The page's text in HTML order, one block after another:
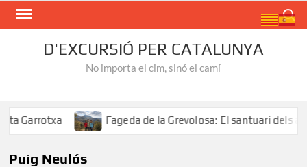
Skip
D'EXCURSIÓ PER CATALUNYA
No importa el cim, sinó el camí
Garrotxa Fageda de la Grevolosa: El santuari dels
Puig Neulós